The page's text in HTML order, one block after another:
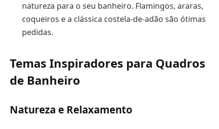
natureza para o seu banheiro. Flamingos, araras,
coqueiros e a clássica costela-de-adão são ótimas
pedidas.
Temas Inspiradores para Quadros
de Banheiro
Natureza e Relaxamento